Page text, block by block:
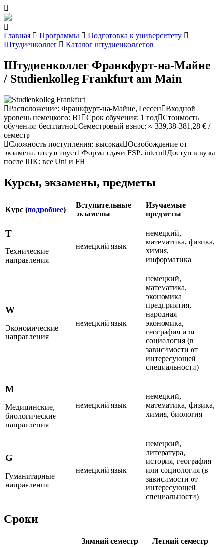
Главная Программы
Подготовка к университету
Штудиенколлег
Каталог штудиенколлегов
Штудиенколлег Франкфурт-на-Майне
/ Studienkolleg Frankfurt am Main
Расположение: Франкфурт-на-Майне, Гессен
Входной
уровень немецкого: В1 Cрок обучения: 1 год Стоимость
обучения: бесплатно Семестровый взнос: ≈ 339,38-381,28 € /
семестр
Сложность поступления: высокая Освобождение от
экзамена: отсутствует Форма сдачи FSP: intern
Доступ в вузы
после ШК: все Uni и FH
Курсы, экзамены, предметы
Курс (подробнее)
Вступительные
экзамены
Изучаемые
предметы
Т
Технические
направления
немецкий язык
немецкий,
математика, физика,
химия,
информатика
W
Экономические
направления
немецкий язык
немецкий,
математика,
экономика
предприятия,
народная
экономика,
география или
социология (в
зависимости от
интересующей
специальности)
M
Медицинские,
биологические
направления
немецкий язык
немецкий,
математика, физика,
химия, биология
G
Гуманитарные
направления
немецкий язык
немецкий,
литература,
история, география
или социология (в
зависимости от
интересующей
специальности)
Сроки
Зимний семестр
Летний семестр